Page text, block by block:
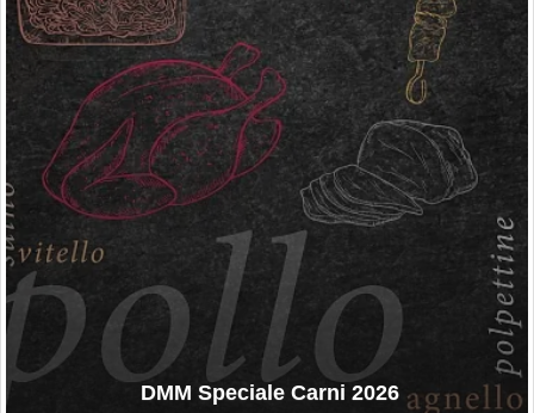
DMM Speciale Carni 2026